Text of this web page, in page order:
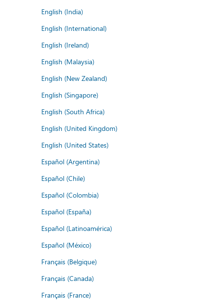
English (India)
English (International)
English (Ireland)
English (Malaysia)
English (New Zealand)
English (Singapore)
English (South Africa)
English (United Kingdom)
English (United States)
Español (Argentina)
Español (Chile)
Español (Colombia)
Español (España)
Español (Latinoamérica)
Español (México)
Français (Belgique)
Français (Canada)
Français (France)